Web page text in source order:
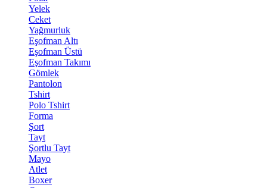
Yelek
Ceket
Yağmurluk
Eşofman Altı
Eşofman Üstü
Eşofman Takımı
Gömlek
Pantolon
Tshirt
Polo Tshirt
Forma
Şort
Tayt
Şortlu Tayt
Mayo
Atlet
Boxer